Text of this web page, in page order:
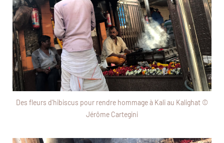
Des fleurs d'hibiscus pour rendre hommage à Kali au Kalighat ©
Jérôme Cartegini